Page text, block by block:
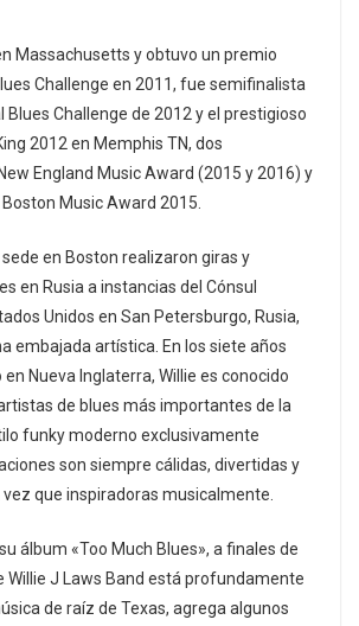
Massachusetts y obtuvo un premio
Challenge en 2011, fue semifinalista
Blues Challenge de 2012 y el prestigioso
2012 en Memphis TN, dos
England Music Award (2015 y 2016) y
Music Award 2015.
sede en Boston realizaron giras y
en Rusia a instancias del Cónsul
Unidos en San Petersburgo, Rusia,
embajada artística. En los siete años
Nueva Inglaterra, Willie es conocido
de blues más importantes de la
funky moderno exclusivamente
son siempre cálidas, divertidas y
que inspiradoras musicalmente.
álbum «Too Much Blues», a finales de
Willie J Laws Band está profundamente
de raíz de Texas, agrega algunos